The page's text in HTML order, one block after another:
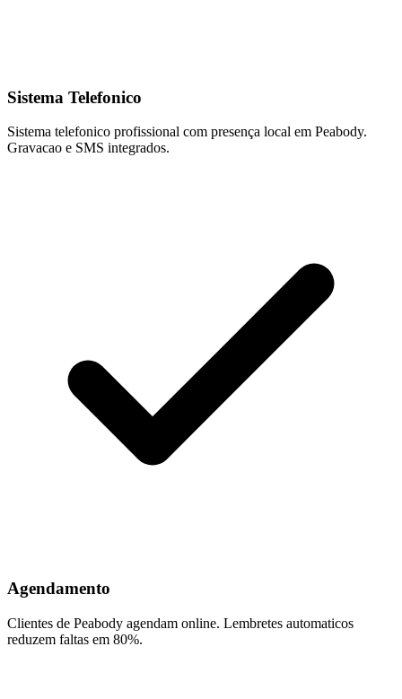
Sistema Telefonico
Sistema telefonico profissional com presença local em Peabody.
Gravacao e SMS integrados.
Agendamento
Clientes de Peabody agendam online. Lembretes automaticos
reduzem faltas em 80%.